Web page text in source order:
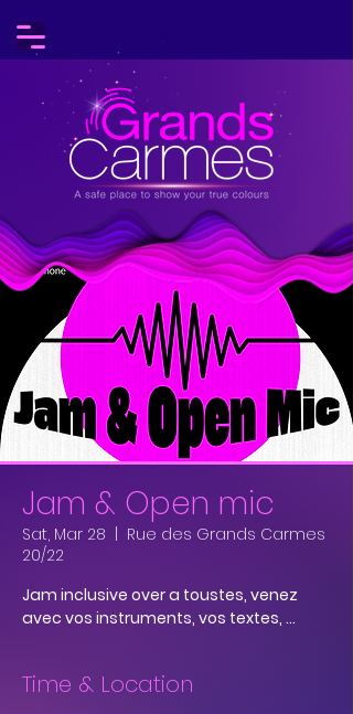
Jam & Open mic
Sat, Mar 28
Rue des Grands Carmes
20/22
Jam inclusive over a toustes, venez
avec vos instruments, vos textes, ...
Time & Location